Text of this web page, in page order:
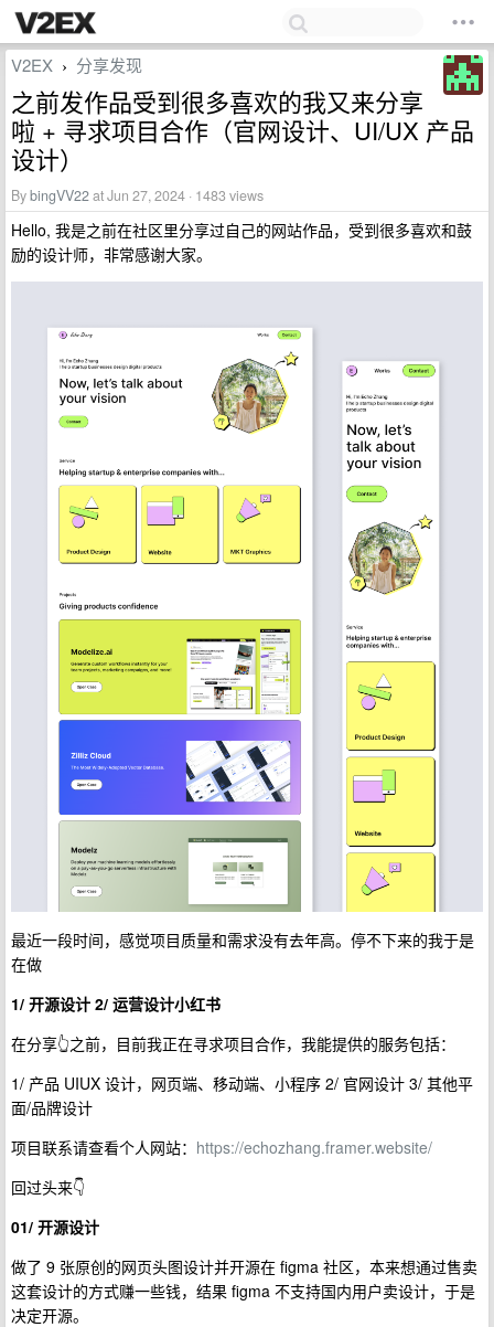
V2EX › 分享发现
之前发作品受到很多喜欢的我又来分享
啦 + 寻求项目合作（官网设计、UI/UX 产品
设计）
BybingVV22at Jun 27, 2024 · 1483 views
Hello, 我是之前在社区里分享过自己的网站作品，受到很多喜欢和鼓
励的设计师，非常感谢大家。
最近一段时间，感觉项目质量和需求没有去年高。停不下来的我于是
在做
1/ 开源设计 2/ 运营设计小红书
在分享👆之前，目前我正在寻求项目合作，我能提供的服务包括：
1/ 产品 UIUX 设计，网页端、移动端、小程序 2/ 官网设计 3/ 其他平
面/品牌设计
项目联系请查看个人网站： https://echozhang.framer.website/
回过头来👇
01/ 开源设计
做了 9 张原创的网页头图设计并开源在 figma 社区，本来想通过售卖
这套设计的方式赚一些钱，结果 figma 不支持国内用户卖设计，于是
决定开源。